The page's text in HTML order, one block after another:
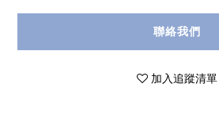
聯絡我們
加入追蹤清單